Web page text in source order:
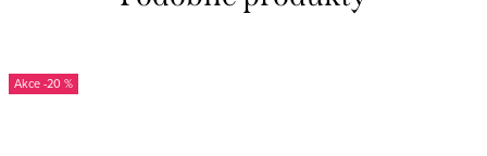
-20 %